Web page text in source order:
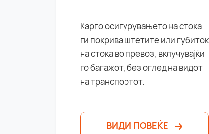
Карго осигурувањето на стока
ги покрива штетите или губиток
на стока во превоз, вклучувајќи
го багажот, без оглед на видот
на транспортот.
ВИДИ ПОВЕЌЕ